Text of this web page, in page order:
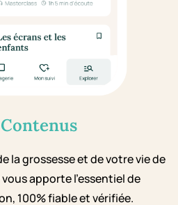
Contenus
la grossesse et de votre vie de
apporte l'essentiel de
100% fiable et vérifiée.